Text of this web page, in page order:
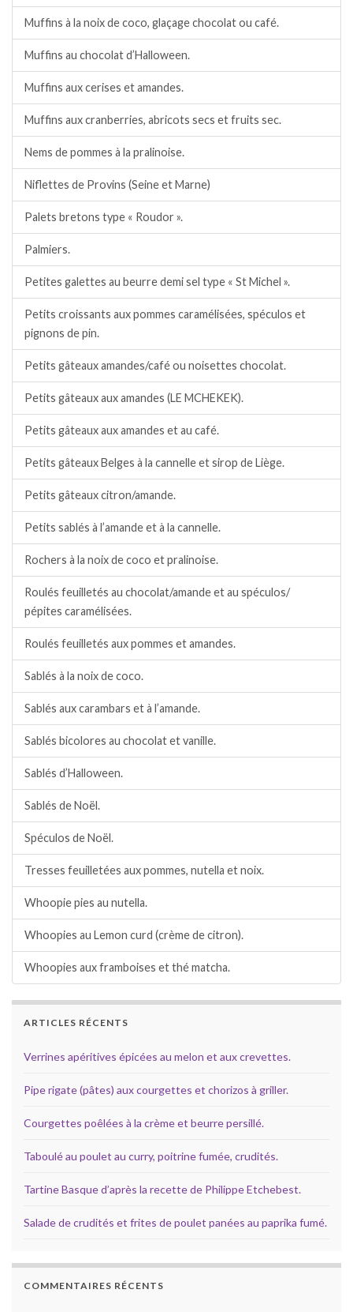
Muffins à la noix de coco, glaçage chocolat ou café.
Muffins au chocolat d’Halloween.
Muffins aux cerises et amandes.
Muffins aux cranberries, abricots secs et fruits sec.
Nems de pommes à la pralinoise.
Niflettes de Provins (Seine et Marne)
Palets bretons type « Roudor ».
Palmiers.
Petites galettes au beurre demi sel type « St Michel ».
Petits croissants aux pommes caramélisées, spéculos et
pignons de pin.
Petits gâteaux amandes/café ou noisettes chocolat.
Petits gâteaux aux amandes (LE MCHEKEK).
Petits gâteaux aux amandes et au café.
Petits gâteaux Belges à la cannelle et sirop de Liège.
Petits gâteaux citron/amande.
Petits sablés à l’amande et à la cannelle.
Rochers à la noix de coco et pralinoise.
Roulés feuilletés au chocolat/amande et au spéculos/
pépites caramélisées.
Roulés feuilletés aux pommes et amandes.
Sablés à la noix de coco.
Sablés aux carambars et à l’amande.
Sablés bicolores au chocolat et vanille.
Sablés d’Halloween.
Sablés de Noël.
Spéculos de Noël.
Tresses feuilletées aux pommes, nutella et noix.
Whoopie pies au nutella.
Whoopies au Lemon curd (crème de citron).
Whoopies aux framboises et thé matcha.
ARTICLES RÉCENTS
Verrines apéritives épicées au melon et aux crevettes.
Pipe rigate (pâtes) aux courgettes et chorizos à griller.
Courgettes poêlées à la crème et beurre persillé.
Taboulé au poulet au curry, poitrine fumée, crudités.
Tartine Basque d’après la recette de Philippe Etchebest.
Salade de crudités et frites de poulet panées au paprika fumé.
COMMENTAIRES RÉCENTS